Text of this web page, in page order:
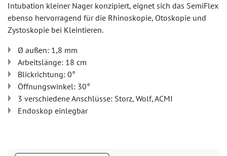
Intubation kleiner Nager konzipiert, eignet sich das SemiFlex
ebenso hervorragend für die Rhinoskopie, Otoskopie und
Zystoskopie bei Kleintieren.
Ø außen: 1,8 mm
Arbeitslänge: 18 cm
Blickrichtung: 0°
Öffnungswinkel: 30°
3 verschiedene Anschlüsse: Storz, Wolf, ACMI
Endoskop einlegbar